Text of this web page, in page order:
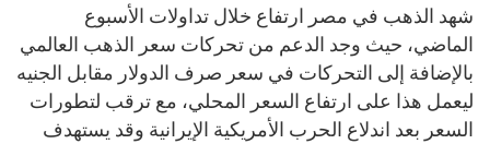
شهد الذهب في مصر ارتفاع خلال تداولات الأسبوع
الماضي، حيث وجد الدعم من تحركات سعر الذهب العالمي
بالإضافة إلى التحركات في سعر صرف الدولار مقابل الجنيه
ليعمل هذا على ارتفاع السعر المحلي، مع ترقب لتطورات
السعر بعد اندلاع الحرب الأمريكية الإيرانية وقد يستهدف